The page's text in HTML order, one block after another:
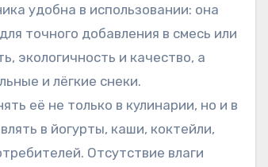
удобна в использовании: она
точного добавления в смесь или
экологичность и качество, а
и лёгкие снеки.
её не только в кулинарии, но и в
в йогурты, каши, коктейли,
Отсутствие влаги